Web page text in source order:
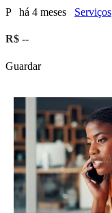
P há 4 meses Serviços
R$ --
Guardar